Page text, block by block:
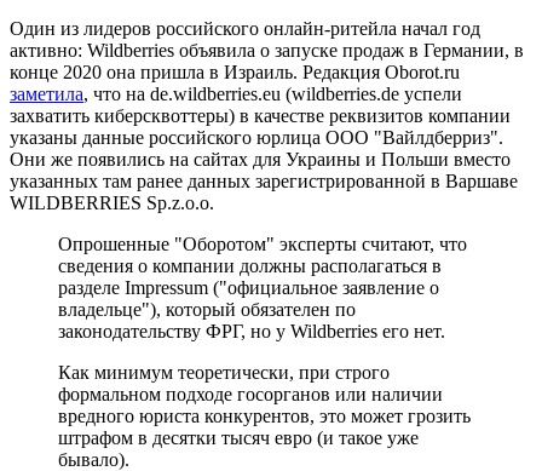
Один из лидеров российского онлайн-ритейла начал год
активно: Wildberries объявила о запуске продаж в Германии, в
конце 2020 она пришла в Израиль. Редакция Oborot.ru
заметила, что на de.wildberries.eu (wildberries.de успели
захватить киберсквоттеры) в качестве реквизитов компании
указаны данные российского юрлица ООО "Вайлдберриз".
Они же появились на сайтах для Украины и Польши вместо
указанных там ранее данных зарегистрированной в Варшаве
WILDBERRIES Sp.z.o.o.
Опрошенные "Оборотом" эксперты считают, что
сведения о компании должны располагаться в
разделе Impressum ("официальное заявление о
владельце"), который обязателен по
законодательству ФРГ, но у Wildberries его нет.
Как минимум теоретически, при строго
формальном подходе госорганов или наличии
вредного юриста конкурентов, это может грозить
штрафом в десятки тысяч евро (и такое уже
бывало).